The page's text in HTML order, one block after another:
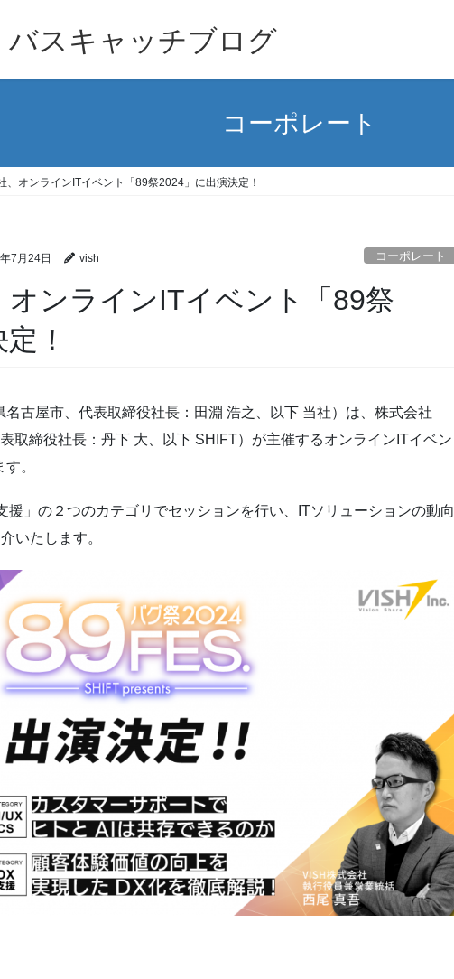
バスキャッチブログ
コーポレート
、オンラインITイベント「89祭2024」に出演決定！
7月24日 vish コーポレート
オンラインITイベント「89祭
！
古屋市、代表取締役社長：田淵 浩之、以下 当社）は、株式会社
取締役社長：丹下 大、以下 SHIFT）が主催するオンラインITイベン
。
援」の２つのカテゴリでセッションを行い、ITソリューションの動向
いたします。